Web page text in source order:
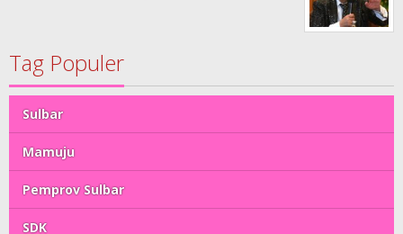
Tag Populer
Sulbar
Mamuju
Pemprov Sulbar
SDK